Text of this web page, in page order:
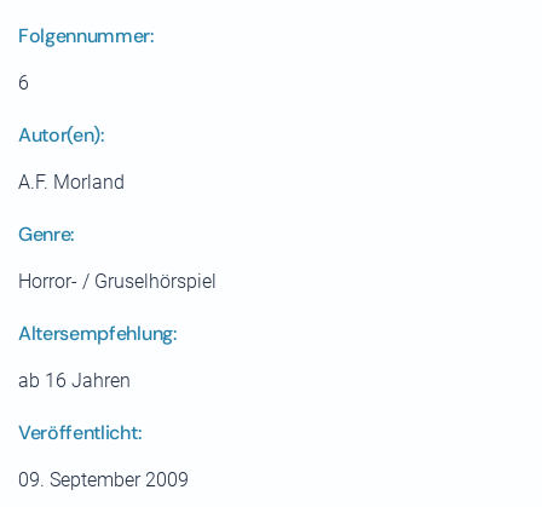
Folgennummer:
6
Autor(en):
A.F. Morland
Genre:
Horror- / Gruselhörspiel
Altersempfehlung:
ab 16 Jahren
Veröffentlicht:
09. September 2009